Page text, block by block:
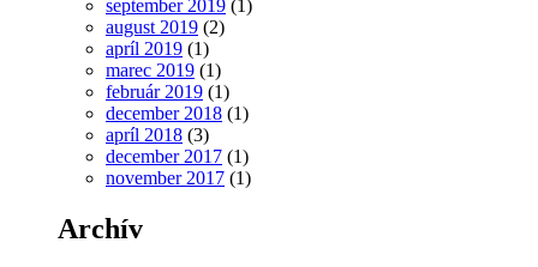
september 2019 (1)
august 2019 (2)
apríl 2019 (1)
marec 2019 (1)
február 2019 (1)
december 2018 (1)
apríl 2018 (3)
december 2017 (1)
november 2017 (1)
Archív